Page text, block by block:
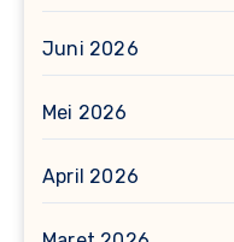
Juni 2026
Mei 2026
April 2026